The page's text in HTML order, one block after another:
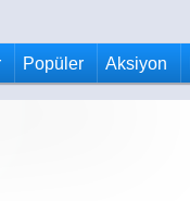
Popüler Aksiyon